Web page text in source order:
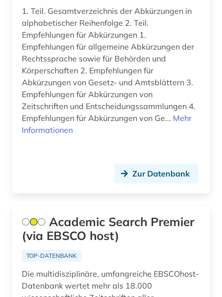
bilanzierung (1)
bilanzrecht (14)
bilanzsteuerrecht (1)
bildnis (1)
bildstock (1)
book e (1)
branchenberichte (1)
1. Teil. Gesamtverzeichnis der Abkürzungen in
alphabetischer Reihenfolge 2. Teil.
Empfehlungen für Abkürzungen 1.
Empfehlungen für allgemeine Abkürzungen der
Rechtssprache sowie für Behörden und
Körperschaften 2. Empfehlungen für
Abkürzungen von Gesetz- und Amtsblättern 3.
Empfehlungen für Abkürzungen von
Zeitschriften und Entscheidungssammlungen 4.
Empfehlungen für Abkürzungen von Ge... Mehr
Informationen
Zur Datenbank
Academic Search Premier
(via EBSCO host)
TOP-DATENBANK
Die multidisziplinäre, umfangreiche EBSCOhost-
Datenbank wertet mehr als 18.000